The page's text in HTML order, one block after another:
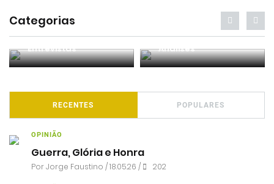
Categorias
Entrevistas Análises
RECENTES POPULARES
OPINIÃO
Guerra, Glória e Honra
PorJorge Faustino / 18.05.26 / 202